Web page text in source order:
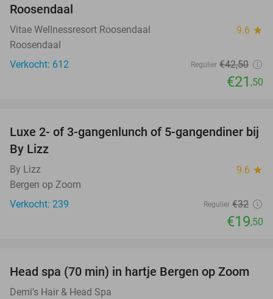
Roosendaal
Vitae Wellnessresort Roosendaal 9.6 star
Roosendaal
Verkocht: 612
Regulier €42,50
€21 ,50
39%
Luxe 2- of 3-gangenlunch of 5-gangendiner bij
By Lizz
By Lizz 9.6 star
Bergen op Zoom
Verkocht: 239
Regulier €32
€19,50
37%
Head spa (70 min) in hartje Bergen op Zoom
Demi's Hair & Head Spa